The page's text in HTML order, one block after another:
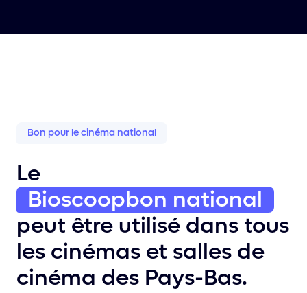
Bon pour le cinéma national
Le
Bioscoopbon national
peut être utilisé dans tous
les cinémas et salles de
cinéma des Pays-Bas.